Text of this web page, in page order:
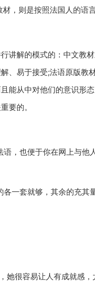
，则是按照法国人的语
讲解的模式的：中文教
易于接受;法语原版教
能从中对他们的意识形
要的。
，也便于你在网上与他
一套就够，其余的充其
她很容易让人有成就感，